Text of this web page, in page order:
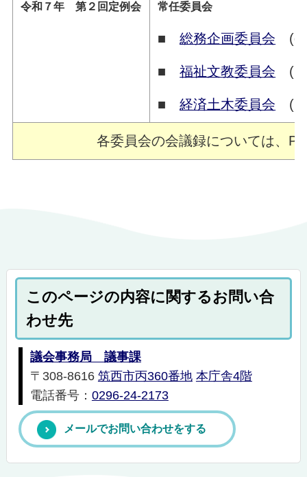
令和７年 第２回定例会 常任委員会
■総務企画委員会 (6
■福祉文教委員会 (6
■経済土木委員会 (6
各委員会の会議録については、
このページの内容に関するお問い合
わせ先
議会事務局 議事課
〒308-8616 筑西市丙360番地 本庁舎4階
電話番号： 0296-24-2173
メールでお問い合わせをする